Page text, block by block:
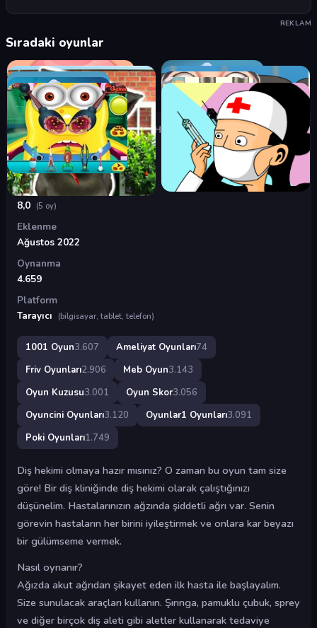
REKLAM
Sıradaki oyunlar
Oyunlar›Ameliyat Oyunları›Diş Hekimi Ol
Diş Hekimi Ol
Puan
8,0 (5 oy)
Eklenme
Ağustos 2022
Oynanma
4.659
Platform
Tarayıcı
(bilgisayar, tablet, telefon)
1001 Oyun3.607 Ameliyat Oyunları74
Friv Oyunları2.906 Meb Oyun3.143
Oyun Kuzusu3.001 Oyun Skor3.056
Oyuncini Oyunları3.120 Oyunlar1 Oyunları3.091
Poki Oyunları1.749
Diş hekimi olmaya hazır mısınız? O zaman bu oyun tam size
göre! Bir diş kliniğinde diş hekimi olarak çalıştığınızı
düşünelim. Hastalarınızın ağzında şiddetli ağrı var. Senin
görevin hastaların her birini iyileştirmek ve onlara kar beyazı
bir gülümseme vermek.
Nasıl oynanır?
Ağızda akut ağrıdan şikayet eden ilk hasta ile başlayalım.
Size sunulacak araçları kullanın. Şırınga, pamuklu çubuk, sprey
ve diğer birçok diş aleti gibi aletler kullanarak tedaviye